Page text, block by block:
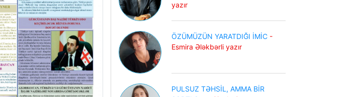
yazır
ÖZÜMÜZÜN YARATDIĞI İMİC -
Esmira Ələkbərli yazır
PULSUZ TƏHSİL, AMMA BİR